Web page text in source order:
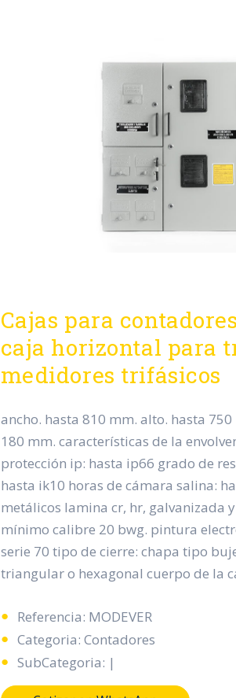
Cajas para
caja horizontal para
medidores trifásicos
ancho. hasta 810 mm. alto. hasta
180 mm. características de la
protección ip: hasta ip66 grado de
hasta ik10 horas de cámara salina:
metálicos lamina cr, hr, galvanizada
mínimo calibre 20 bwg. pintura
serie 70 tipo de cierre: chapa tipo
triangular o hexagonal cuerpo de la
Referencia: MODEVER
Categoria: Contadores
SubCategoria: |